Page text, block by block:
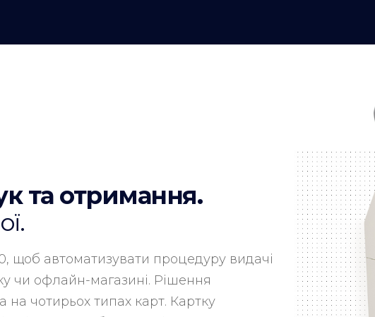
та отримання.
щоб автоматизувати процедуру видачі
чи офлайн-магазині. Рішення
на чотирьох типах карт. Картку